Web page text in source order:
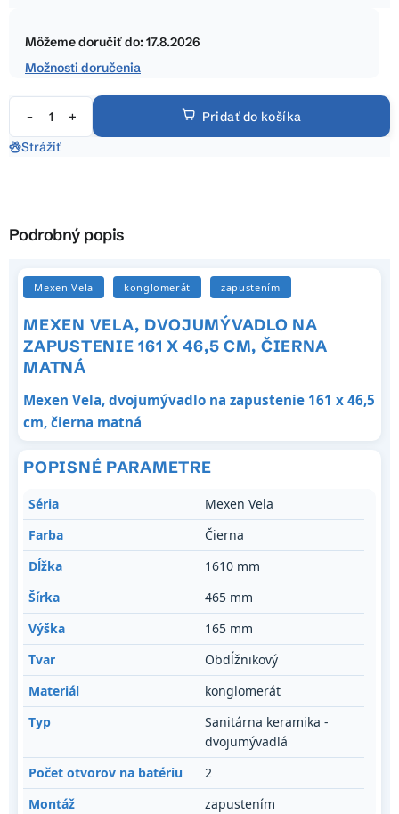
cena:
Môžeme doručiť do:17.8.2026
Možnosti doručenia
Pridať do košíka
Strážiť
Podrobný popis
Mexen Vela konglomerát zapustením
MEXEN VELA, DVOJUMÝVADLO NA
ZAPUSTENIE 161 X 46,5 CM, ČIERNA
MATNÁ
Mexen Vela, dvojumývadlo na zapustenie 161 x 46,5
cm, čierna matná
POPISNÉ PARAMETRE
Séria
Mexen Vela
Farba
Čierna
Dĺžka
1610 mm
Šírka
465 mm
Výška
165 mm
Tvar
Obdĺžnikový
Materiál
konglomerát
Typ
Sanitárna keramika -
dvojumývadlá
Počet otvorov na batériu
2
Montáž
zapustením